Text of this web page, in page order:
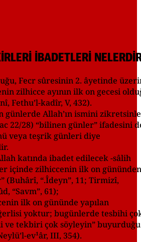
İBADETLERİ
Fecr sûresinin 2. âyetinde
zilhicce ayının ilk on gecesi
Fethu’l-kadîr, V, 432).
günlerde Allah’ın ismini
22/28) “bilinen günler” ifadesini
veya teşrik günleri diye
katında ibadet edilecek -sâlih
içinde zilhiccenin ilk on gününden
(Buhârî, “.Îdeyn”, 11; Tirmizî,
“Savm”, 61);
ilk on gününde yapılan
yoktur; bugünlerde tesbihi
ve tekbiri çok söyleyin” buyurduğu
ev¹âr, III, 354).